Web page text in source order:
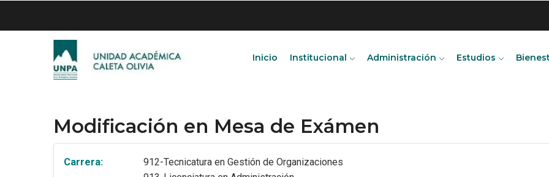
Inicio Institucional Administración Estudios
Modificación en Mesa de Exámen
Carrera:
912-Tecnicatura en Gestión de Organizaciones